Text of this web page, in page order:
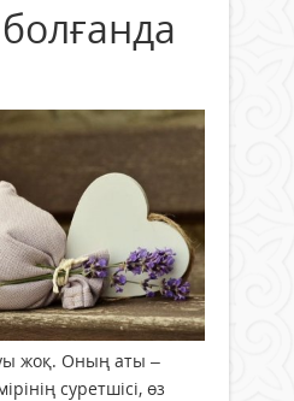
болғанда
жоқ. Оның аты –
суретшісі, өз